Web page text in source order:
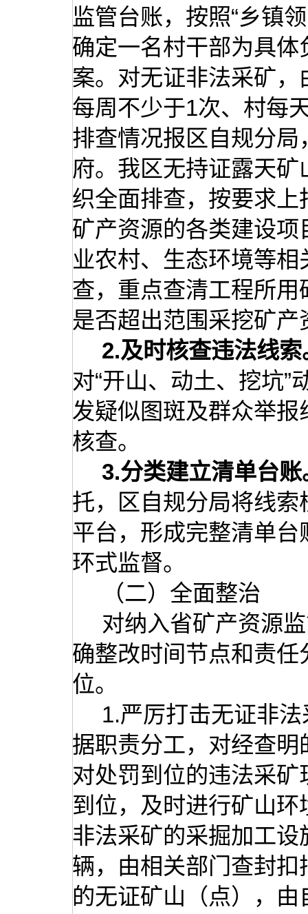
监管台账，按照“乡镇
确定一名村干部为具
案。对无证非法采矿
每周不少于1次、村每
排查情况报区自规分
府。我区无持证露天
织全面排查，按要求
矿产资源的各类建设
业农村、生态环境等
查，重点查清工程所
是否超出范围采挖矿
2.及时核查违法线索
对“开山、动土、挖坑
发疑似图斑及群众举
核查。
3.分类建立清单台账
托，区自规分局将线
平台，形成完整清单
环式监督。
（二）全面整治
对纳入省矿产资源
确整改时间节点和责
位。
1.严厉打击无证非
据职责分工，对经查
对处罚到位的违法采矿
到位，及时进行矿山
非法采矿的采掘加工
辆，由相关部门查封
的无证矿山（点），